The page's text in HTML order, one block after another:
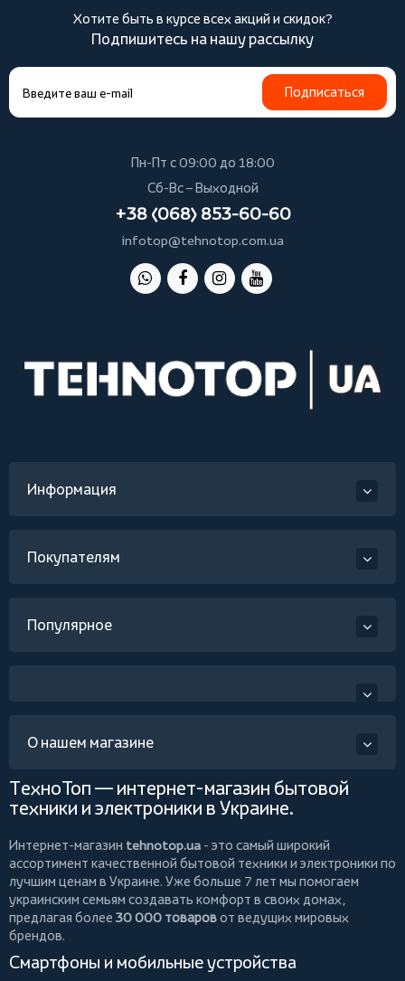
Хотите быть в курсе всех акций и скидок?
Подпишитесь на нашу рассылку
Подписаться
Пн-Пт с 09:00 до 18:00
Сб-Вс – Выходной
+38 (068) 853-60-60
infotop@tehnotop.com.ua
Информация
Покупателям
Популярное
О нашем магазине
ТехноТоп — интернет-магазин бытовой
техники и электроники в Украине.
Интернет-магазин tehnotop.ua - это самый широкий
ассортимент качественной бытовой техники и электроники по
лучшим ценам в Украине. Уже больше 7 лет мы помогаем
украинским семьям создавать комфорт в своих домах,
предлагая более 30 000 товаровот ведущих мировых
брендов.
Смартфоны и мобильные устройства